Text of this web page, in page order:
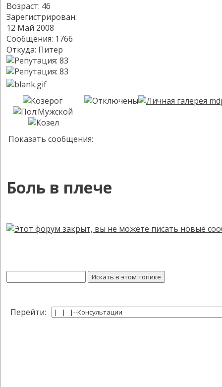
Возраст: 46
Зарегистрирован:
12 Май 2008
Сообщения: 1766
Откуда: Питер
Показать сообщения:
Боль в плече
Перейти: